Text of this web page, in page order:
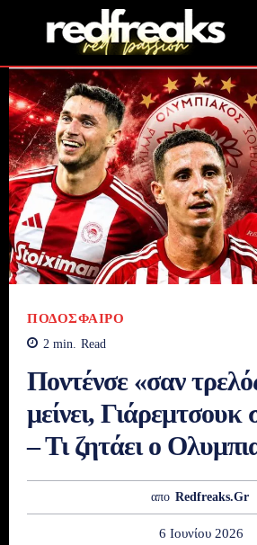
ΠΟΔΌΣΦΑΙΡΟ
2 min. Read
Ποντένσε «σαν
μείνει, Γιάρεμτσουκ
– Τι ζητάει ο
απο Redfreaks.gr
6 Ιουνίου 2026